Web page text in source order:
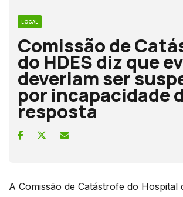
LOCAL
Comissão de
do HDES diz que
deveriam ser
por incapacidade
resposta
A Comissão de Catástrofe do Hospital